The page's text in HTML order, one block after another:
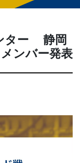
ター 静岡
ンバー発表